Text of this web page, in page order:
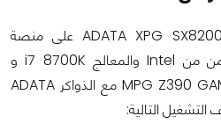
ستكون تجربة القرص ADATA XPG SX8200 Pro على منصة
الحاسب الشخصي للجيل الثامن من Intel والمعالج i7 8700K و
اللوحة الأم MPG Z390 GAMING EDGE AC مع الذواكر ADATA